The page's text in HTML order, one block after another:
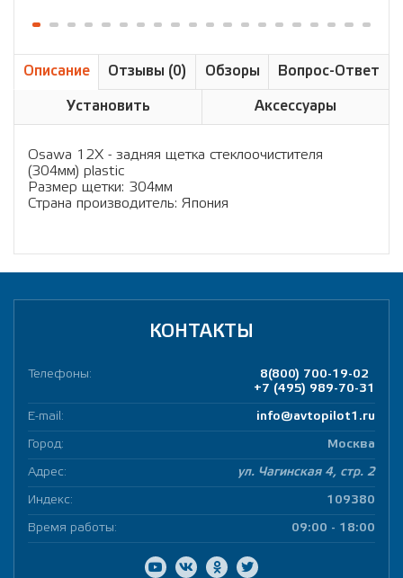
Описание Отзывы (0) Обзоры Вопрос-Ответ
Установить Аксессуары
Osawa 12X - задняя щетка стеклоочистителя
(304мм) plastic
Размер щетки: 304мм
Страна производитель: Япония
КОНТАКТЫ
Телефоны:
8(800) 700-19-02
+7 (495) 989-70-31
E-mail: info@avtopilot1.ru
Город: Москва
Адрес: ул. Чагинская 4, стр. 2
Индекс: 109380
Время работы: 09:00 - 18:00